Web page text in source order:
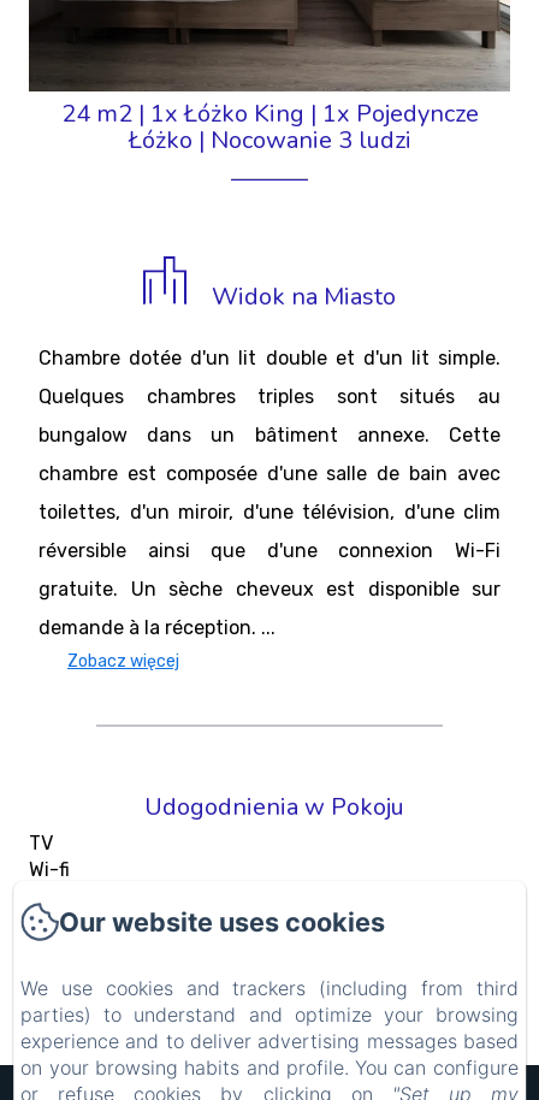
24 m2 | 1x Łóżko King | 1x Pojedyncze
Łóżko | Nocowanie 3 ludzi
Widok na Miasto
Chambre dotée d'un lit double et d'un lit simple.
Quelques chambres triples sont situés au
bungalow dans un bâtiment annexe. Cette
chambre est composée d'une salle de bain avec
toilettes, d'un miroir, d'une télévision, d'une clim
réversible ainsi que d'une connexion Wi-Fi
gratuite. Un sèche cheveux est disponible sur
demande à la réception. ...
Zobacz więcej
Udogodnienia w Pokoju
TV
Wi-fi
Climatisation
Bureau
Adaptateur
Zobacz wszystkie udogodnienia
Our website uses cookies
We use cookies and trackers (including from third
parties) to understand and optimize your browsing
experience and to deliver advertising messages based
on your browsing habits and profile. You can configure
or refuse cookies by clicking on
"Set up my